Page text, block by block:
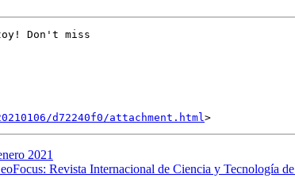
Don't miss
d72240f0/attachment.html
2021
Revista Internacional de Ciencia y Tecnología